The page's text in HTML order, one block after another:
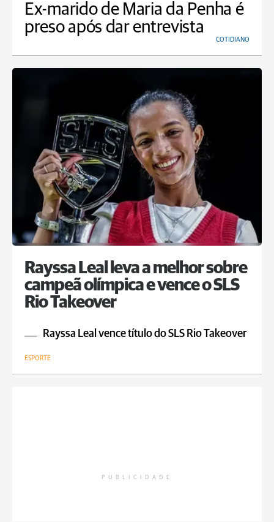
Ex-marido de Maria da Penha é
preso após dar entrevista
COTIDIANO
Rayssa Leal leva a melhor sobre
campeã olímpica e vence o SLS
Rio Takeover
Rayssa Leal vence título do SLS Rio Takeover
ESPORTE
PUBLICIDADE